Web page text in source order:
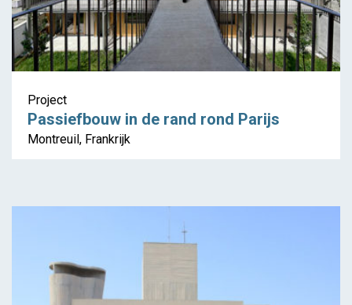
Project
Passiefbouw in de rand rond Parijs
Montreuil, Frankrijk